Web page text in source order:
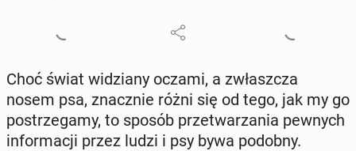
Choć świat wi­dzia­ny oczami, a zwłasz­cza
nosem psa, znacz­nie różni się od tego, jak my go
po­strze­ga­my, to sposób prze­twa­rza­nia pewnych
in­for­ma­cji przez ludzi i psy bywa podobny.